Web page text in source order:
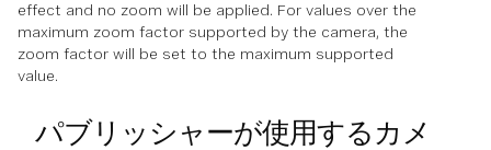
effect and no zoom will be applied. For values over the
maximum zoom factor supported by the camera, the
zoom factor will be set to the maximum supported
value.
パブリッシャーが使用するカメ